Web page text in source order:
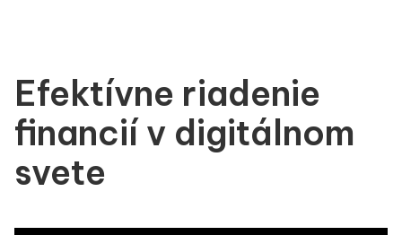
Efektívne riadenie
financií v digitálnom
svete